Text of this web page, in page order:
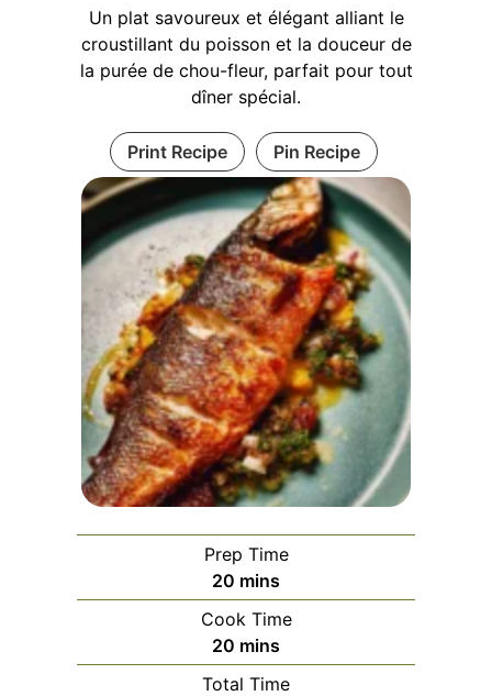
Un plat savoureux et élégant alliant le
croustillant du poisson et la douceur de
la purée de chou-fleur, parfait pour tout
dîner spécial.
Print Recipe Pin Recipe
Prep Time
20 minutes
mins
Cook Time
20 minutes
mins
Total Time